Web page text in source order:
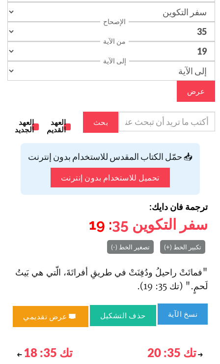
الإصحاح
من الآية
إلى الآية
عرض
بحث
العهد
القديم
العهد
الجديد
📥 حمّل الكتاب المقدس للاستخدام بدون إنترنت
تحميل للاستخدام بدون إنترنت
ترجمة فان دايك:
سفر التكوين 35
: 19
تكبير الخط (+) تصغير الخط (-)
"فماتَتْ راحيلُ ودُفِنَتْ في طريقِ أفراتَةَ، الّتي هي بَيتُ
لَحمٍ." (تك 35: 19).
نسخ الآية حذف التشكيل عرض تقديمي
تك 35: 20 تك 35: 18